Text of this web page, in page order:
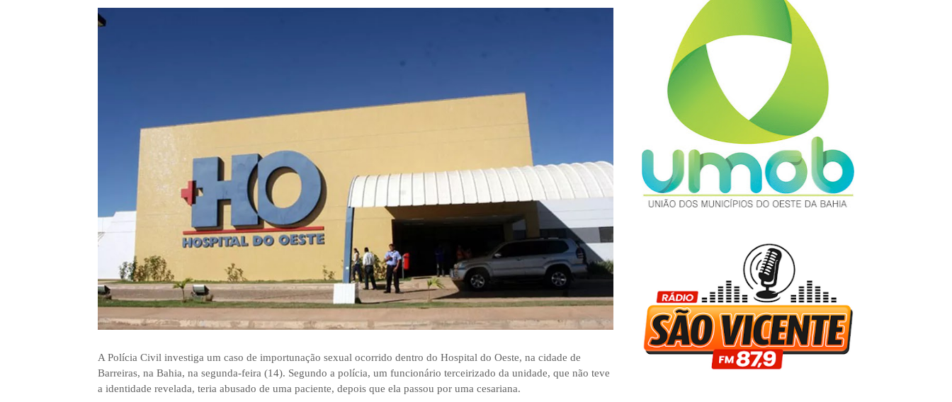
A Polícia Civil investiga um caso de importunação sexual ocorrido dentro do Hospital do Oeste, na cidade de
Barreiras, na Bahia, na segunda-feira (14). Segundo a polícia, um funcionário terceirizado da unidade, que não teve
a identidade revelada, teria abusado de uma paciente, depois que ela passou por uma cesariana.